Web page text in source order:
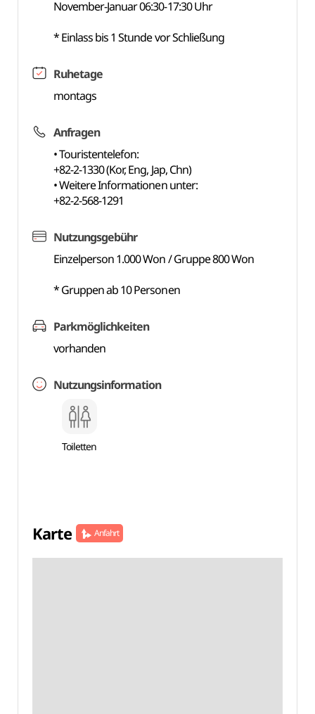
November-Januar 06:30-17:30 Uhr
* Einlass bis 1 Stunde vor Schließung
Ruhetage
montags
Anfragen
• Touristentelefon:
+82-2-1330 (Kor, Eng, Jap, Chn)
• Weitere Informationen unter:
+82-2-568-1291
Nutzungsgebühr
Einzelperson 1.000 Won / Gruppe 800 Won
* Gruppen ab 10 Personen
Parkmöglichkeiten
vorhanden
Nutzungsinformation
Toiletten
Karte Anfahrt